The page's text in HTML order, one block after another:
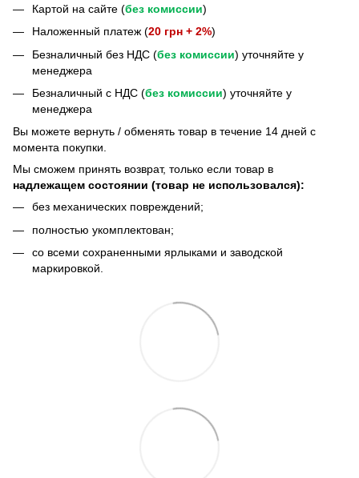
Картой на сайте (без комиссии)
Наложенный платеж (20 грн + 2%)
Безналичный без НДС (без комиссии) уточняйте у
менеджера
Безналичный с НДС (без комиссии) уточняйте у
менеджера
Bы можете вернуть / обменять товар в течение 14 дней с
момента покупки.
Мы сможем принять возврат, только если товар в
надлежащем состоянии (товар не использовался):
без механических повреждений;
полностью укомплектован;
со всеми сохраненными ярлыками и заводской
маркировкой.